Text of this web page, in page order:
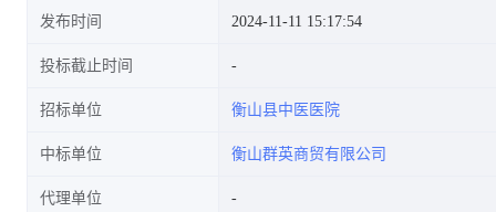
发布时间 2024-11-11 15:17:54
投标截止时间
招标单位 衡山县中医医院
中标单位 衡山群英商贸有限公司
代理单位